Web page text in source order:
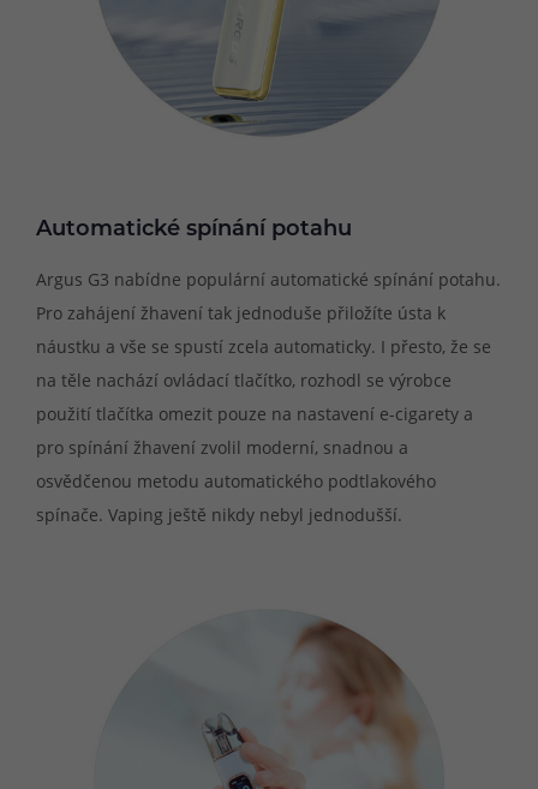
Automatické spínání potahu
Argus G3 nabídne populární automatické spínání potahu.
Pro zahájení žhavení tak jednoduše přiložíte ústa k
náustku a vše se spustí zcela automaticky. I přesto, že se
na těle nachází ovládací tlačítko, rozhodl se výrobce
použití tlačítka omezit pouze na nastavení e-cigarety a
pro spínání žhavení zvolil moderní, snadnou a
osvědčenou metodu automatického podtlakového
spínače. Vaping ještě nikdy nebyl jednodušší.